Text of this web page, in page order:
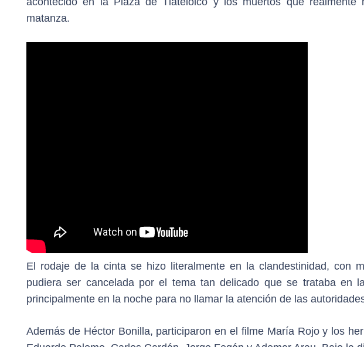
matanza.
El rodaje de la cinta se hizo literalmente en la clandestinidad, con
pudiera ser cancelada por el tema tan delicado que se trataba en
principalmente en la noche para no llamar la atención de las
Además de Héctor Bonilla, participaron en el filme María Rojo y los